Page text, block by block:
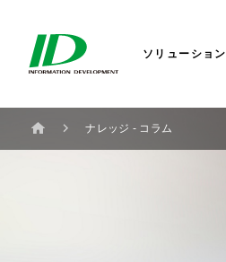
ソリューション
研修サービス
ITIL®4リーダー DITS
IDシンガポール
ナレッジ - コラム